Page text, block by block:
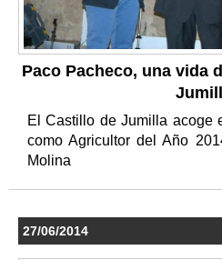
Paco Pacheco, una vida
El Castillo de Jumilla acoge
como Agricultor del Año
Molina
27/06/2014